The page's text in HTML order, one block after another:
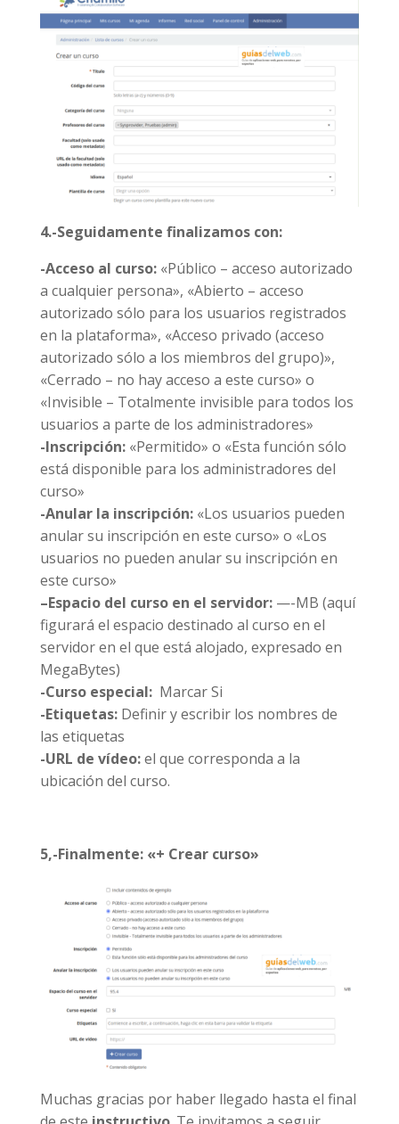
4.-Seguidamente finalizamos con:
-Acceso al curso: «Público – acceso autorizado
a cualquier persona», «Abierto – acceso
autorizado sólo para los usuarios registrados
en la plataforma», «Acceso privado (acceso
autorizado sólo a los miembros del grupo)»,
«Cerrado – no hay acceso a este curso» o
«Invisible – Totalmente invisible para todos los
usuarios a parte de los administradores»
-Inscripción:«Permitido» o «Esta función sólo
está disponible para los administradores del
curso»
-Anular la inscripción: «Los usuarios pueden
anular su inscripción en este curso» o «Los
usuarios no pueden anular su inscripción en
este curso»
–Espacio del curso en el servidor:—-MB (aquí
figurará el espacio destinado al curso en el
servidor en el que está alojado, expresado en
MegaBytes)
-Curso especial: Marcar Si
-Etiquetas: Definir y escribir los nombres de
las etiquetas
-URL de vídeo:el que corresponda a la
ubicación del curso.
5,-Finalmente: «+ Crear curso»
Muchas gracias por haber llegado hasta el final